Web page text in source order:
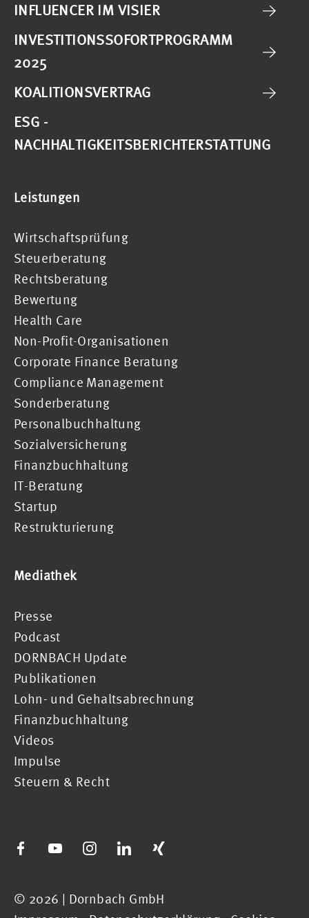
INFLUENCER IM VISIER
INVESTITIONSSOFORTPROGRAMM
2025
KOALITIONSVERTRAG
ESG -
NACHHALTIGKEITSBERICHTERSTATTUNG
Leistungen
Wirtschaftsprüfung
Steuerberatung
Rechtsberatung
Bewertung
Health Care
Non-Profit-Organisationen
Corporate Finance Beratung
Compliance Management
Sonderberatung
Personalbuchhaltung
Sozialversicherung
Finanzbuchhaltung
IT-Beratung
Startup
Restrukturierung
Mediathek
Presse
Podcast
DORNBACH Update
Publikationen
Lohn- und Gehaltsabrechnung
Finanzbuchhaltung
Videos
Impulse
Steuern & Recht
© 2026 | Dornbach GmbH